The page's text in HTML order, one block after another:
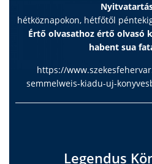
hétköznapokon, hétfőtől
Értő olvasathoz értő olvasó
habent sua
https://
semmelweis-kiadu-uj-
Legendus